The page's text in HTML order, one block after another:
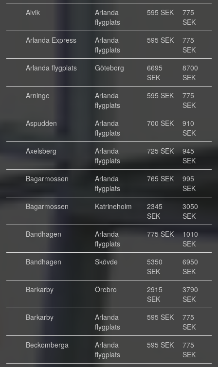
Alvik
Arlanda
flygplats
595 SEK
775
SEK
Arlanda Express
Arlanda
flygplats
595 SEK
775
SEK
Arlanda flygplats
Göteborg
6695
SEK
8700
SEK
Arninge
Arlanda
flygplats
595 SEK
775
SEK
Aspudden
Arlanda
flygplats
700 SEK
910
SEK
Axelsberg
Arlanda
flygplats
725 SEK
945
SEK
Bagarmossen
Arlanda
flygplats
765 SEK
995
SEK
Bagarmossen
Katrineholm
2345
SEK
3050
SEK
Bandhagen
Arlanda
flygplats
775 SEK
1010
SEK
Bandhagen
Skövde
5350
SEK
6950
SEK
Barkarby
Örebro
2915
SEK
3790
SEK
Barkarby
Arlanda
flygplats
595 SEK
775
SEK
Beckomberga
Arlanda
flygplats
595 SEK
775
SEK